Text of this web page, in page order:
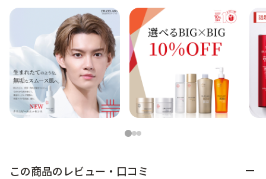
123
この商品のレビュー・口コミ